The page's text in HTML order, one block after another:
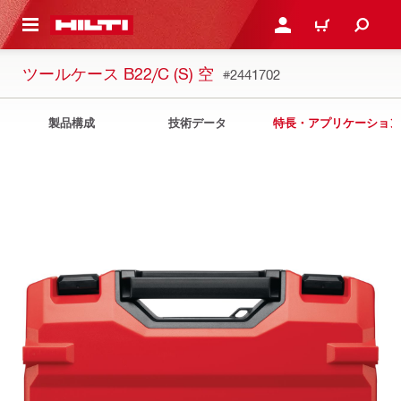
内容を表示 ログイン・新規オンライ
カート
ツールケース B22/C (S) 空 #2441702
製品構成 技術データ 特長・アプリケーション